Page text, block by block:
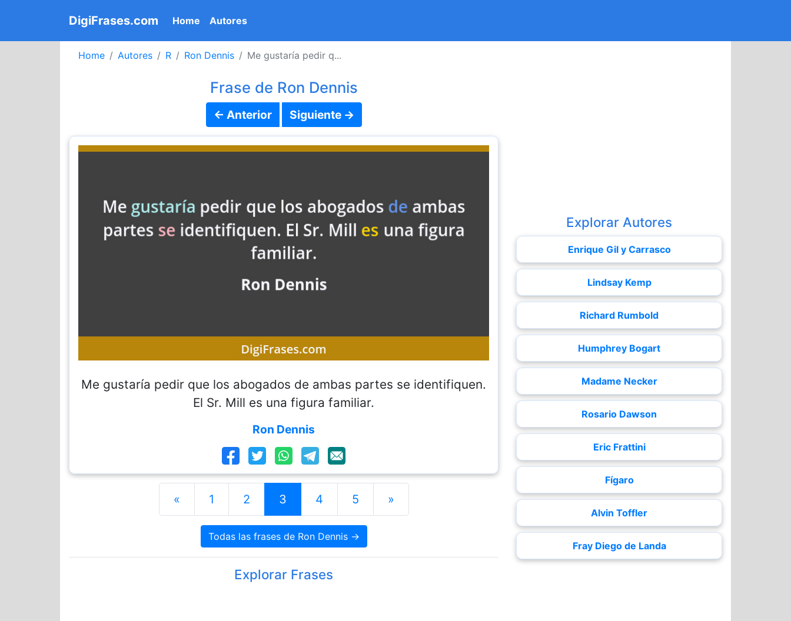
DigiFrases.com Home (current)
Autores
Home Autores R Ron Dennis Me gustaría pedir q...
Frase de Ron Dennis
← Anterior Siguiente →
Me gustaría pedir que los abogados de ambas partes se identifiquen.
El Sr. Mill es una figura familiar.
Ron Dennis
« 1 2 3 4 5 »
Todas las frases de Ron Dennis →
Explorar Frases
Explorar Autores
Enrique Gil y Carrasco
Lindsay Kemp
Richard Rumbold
Humphrey Bogart
Madame Necker
Rosario Dawson
Eric Frattini
Fígaro
Alvin Toffler
Fray Diego de Landa